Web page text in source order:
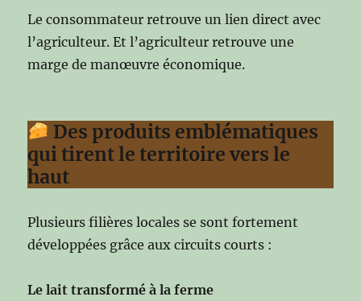
Le consommateur retrouve un lien direct avec
l’agriculteur. Et l’agriculteur retrouve une
marge de manœuvre économique.
Des produits emblématiques
qui tirent le territoire vers le
haut
Plusieurs filières locales se sont fortement
développées grâce aux circuits courts :
Le lait transformé à la ferme